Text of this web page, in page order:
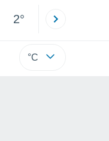
2°
°C